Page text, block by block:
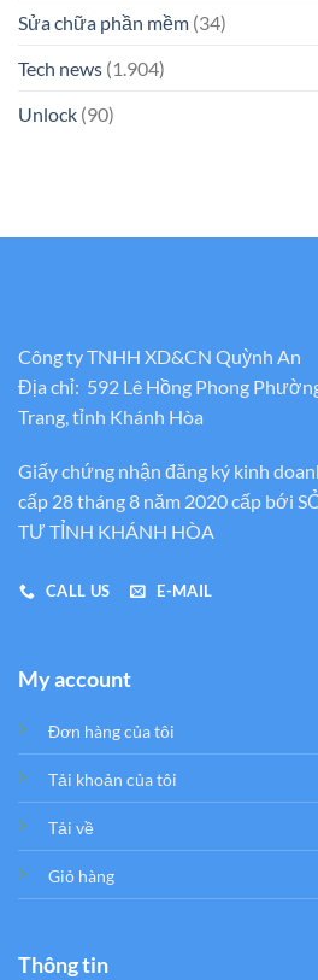
Sửa chữa phần mềm (34)
Tech news (1.904)
Unlock (90)
Công ty TNHH XD&CN Quỳnh An
Địa chỉ: 592 Lê Hồng Phong
Trang, tỉnh Khánh Hòa
Giấy chứng nhận đăng ký kinh
cấp 28 tháng 8 năm 2020 cấp bới
TƯ TỈNH KHÁNH HÒA
CALL US E-MAIL
My account
Đơn hàng của tôi
Tải khoản của tôi
Tải về
Giỏ hàng
Thông tin